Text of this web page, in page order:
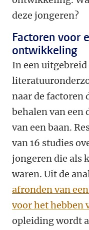
deze jongeren?
Factoren voor
ontwikkeling
In een
naar de factoren
behalen van een
van een baan.
van 16 studies
jongeren die als
waren. Uit de
afronden van
voor het hebben
opleiding wordt